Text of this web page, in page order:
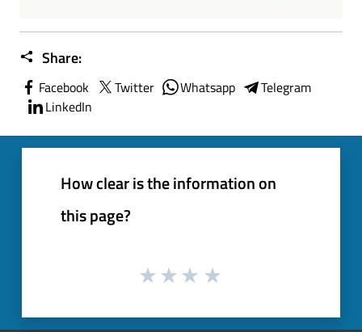
Share:
Facebook Twitter Whatsapp
Telegram
LinkedIn
How clear is the information on
this page?